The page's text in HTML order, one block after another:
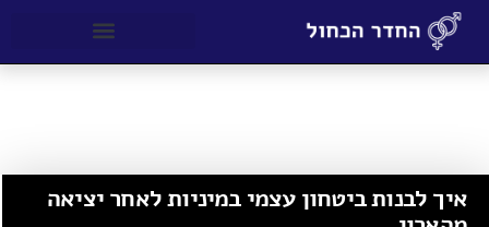
איך לבנות ביטחון עצמי במיניות לאחר יציאה